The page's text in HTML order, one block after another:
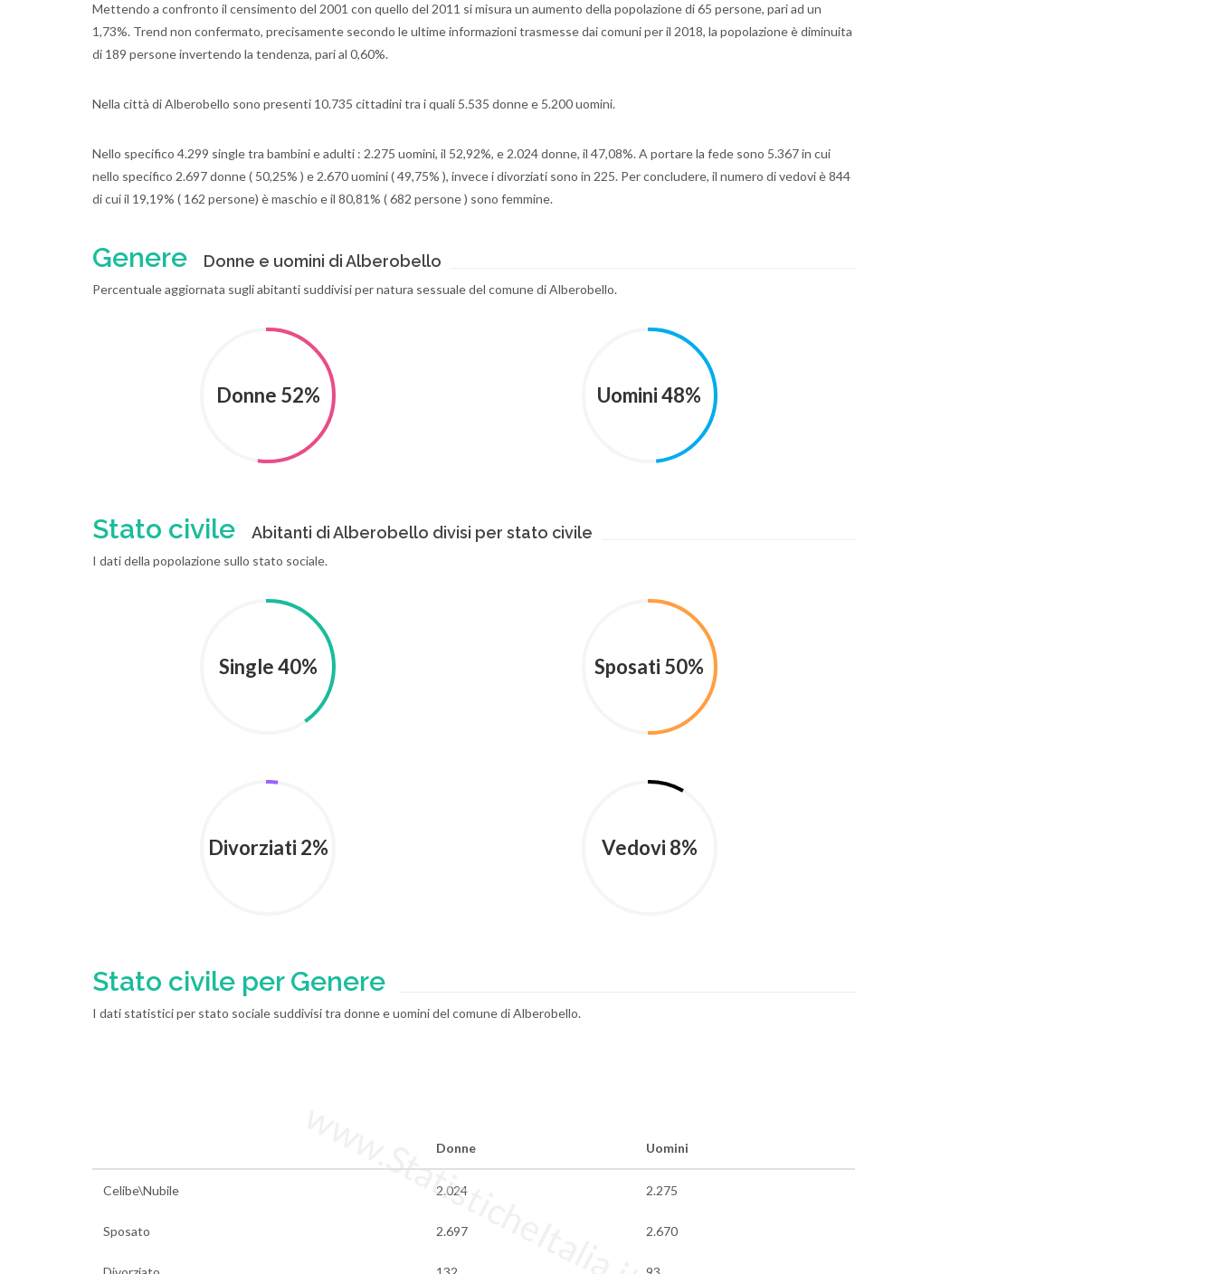
Mettendo a confronto il censimento del 2001 con quello del 2011 si misura un aumento della popolazione di 65 persone, pari ad un
1,73%. Trend non confermato, precisamente secondo le ultime informazioni trasmesse dai comuni per il 2018, la popolazione è diminuita
di 189 persone invertendo la tendenza, pari al 0,60%.
Nella città di Alberobello sono presenti 10.735 cittadini tra i quali 5.535 donne e 5.200 uomini.
Nello specifico 4.299 single tra bambini e adulti : 2.275 uomini, il 52,92%, e 2.024 donne, il 47,08%. A portare la fede sono 5.367 in cui
nello specifico 2.697 donne ( 50,25% ) e 2.670 uomini ( 49,75% ), invece i divorziati sono in 225. Per concludere, il numero di vedovi è 844
di cui il 19,19% ( 162 persone) è maschio e il 80,81% ( 682 persone ) sono femmine.
Genere Donne e uomini di Alberobello
Percentuale aggiornata sugli abitanti suddivisi per natura sessuale del comune di Alberobello.
Donne 52% Uomini 48%
Stato civile Abitanti di Alberobello divisi per stato civile
I dati della popolazione sullo stato sociale.
Single 40% Sposati 50%
Divorziati 2% Vedovi 8%
Stato civile per Genere
I dati statistici per stato sociale suddivisi tra donne e uomini del comune di Alberobello.
Donne Uomini
Celibe\Nubile 2.024 2.275
Sposato 2.697 2.670
www.StatisticheItalia.it